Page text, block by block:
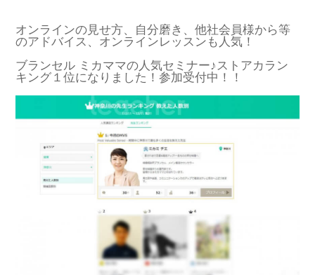
オンラインの見せ方、自分磨き、他社会員様から等
のアドバイス、オンラインレッスンも人気！
ブランセル ミカママの人気セミナー♪ストアカラン
キング１位になりました！参加受付中！！